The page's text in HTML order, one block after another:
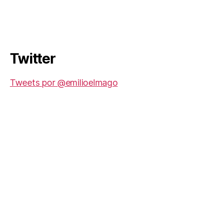
Twitter
Tweets por @emilioelmago